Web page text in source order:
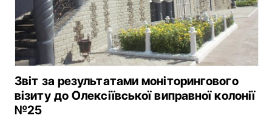
Звіт за результатами моніторингового
візиту до Олексіївської виправної колонії
№25